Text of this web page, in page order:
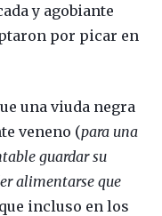
y agobiante
por picar en
una viuda negra
veneno (para una
guardar su
alimentarse que
incluso en los